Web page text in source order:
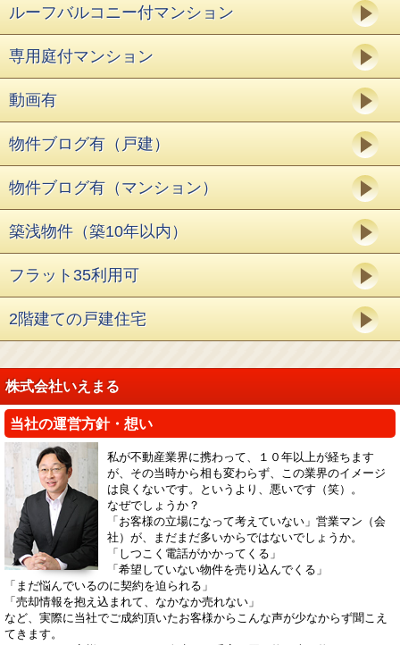
ルーフバルコニー付マンション
専用庭付マンション
動画有
物件ブログ有（戸建）
物件ブログ有（マンション）
築浅物件（築10年以内）
フラット35利用可
2階建ての戸建住宅
株式会社いえまる
当社の運営方針・想い
私が不動産業界に携わって、１０年以上が経ちます
が、その当時から相も変わらず、この業界のイメージ
は良くないです。というより、悪いです（笑）。
なぜでしょうか？
「お客様の立場になって考えていない」営業マン（会
社）が、まだまだ多いからではないでしょうか。
「しつこく電話がかかってくる」
「希望していない物件を売り込んでくる」
「まだ悩んでいるのに契約を迫られる」
「売却情報を抱え込まれて、なかなか売れない」
など、実際に当社でご成約頂いたお客様からこんな声が少なからず聞こえ
てきます。